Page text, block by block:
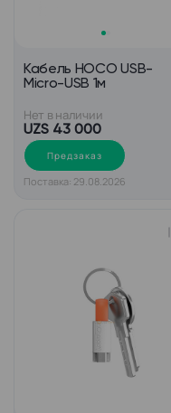
Кабель HOCO USB-
Micro-USB 1м
Нет в наличии
UZS 43 000
Предзаказ
Поставка: 29.08.2026